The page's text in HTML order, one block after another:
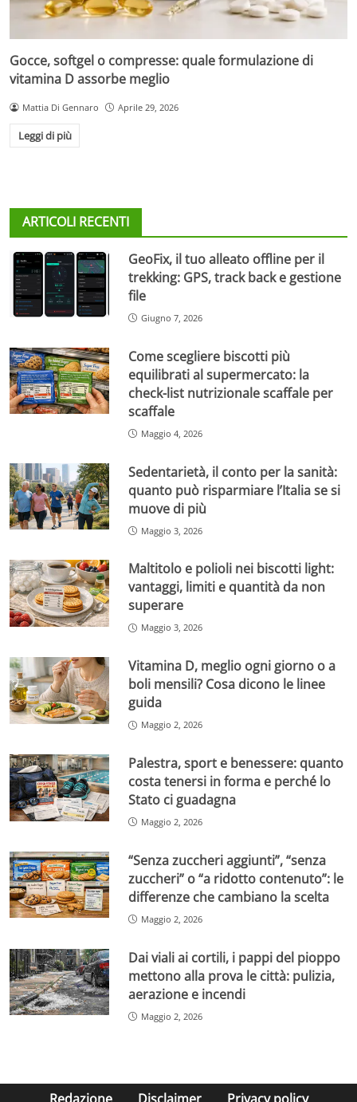
Gocce, softgel o compresse: quale formulazione di
vitamina D assorbe meglio
Mattia Di Gennaro Aprile 29, 2026
Leggi di più
ARTICOLI RECENTI
GeoFix, il tuo alleato offline per il
trekking: GPS, track back e gestione
file
Giugno 7, 2026
Come scegliere biscotti più
equilibrati al supermercato: la
check-list nutrizionale scaffale per
scaffale
Maggio 4, 2026
Sedentarietà, il conto per la sanità:
quanto può risparmiare l’Italia se si
muove di più
Maggio 3, 2026
Maltitolo e polioli nei biscotti light:
vantaggi, limiti e quantità da non
superare
Maggio 3, 2026
Vitamina D, meglio ogni giorno o a
boli mensili? Cosa dicono le linee
guida
Maggio 2, 2026
Palestra, sport e benessere: quanto
costa tenersi in forma e perché lo
Stato ci guadagna
Maggio 2, 2026
“Senza zuccheri aggiunti”, “senza
zuccheri” o “a ridotto contenuto”: le
differenze che cambiano la scelta
Maggio 2, 2026
Dai viali ai cortili, i pappi del pioppo
mettono alla prova le città: pulizia,
aerazione e incendi
Maggio 2, 2026